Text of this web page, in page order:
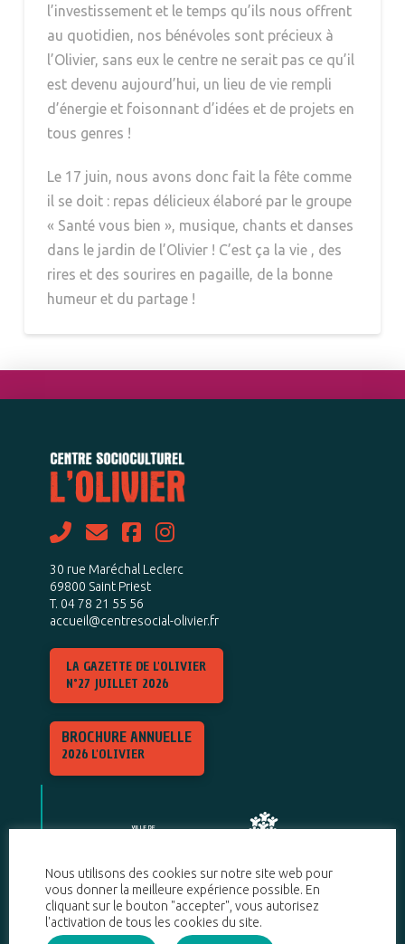
l’investissement et le temps qu’ils nous offrent
au quotidien, nos bénévoles sont précieux à
l’Olivier, sans eux le centre ne serait pas ce qu’il
est devenu aujourd’hui, un lieu de vie rempli
d’énergie et foisonnant d’idées et de projets en
tous genres !
Le 17 juin, nous avons donc fait la fête comme
il se doit : repas délicieux élaboré par le groupe
« Santé vous bien », musique, chants et danses
dans le jardin de l’Olivier ! C’est ça la vie , des
rires et des sourires en pagaille, de la bonne
humeur et du partage !
30 rue Maréchal Leclerc
69800 Saint Priest
T. 04 78 21 55 56
accueil@centresocial-olivier.fr
LA GAZETTE DE L'OLIVIER
N°27 JUILLET 2026
BROCHURE ANNUELLE
2026 L'OLIVIER
Nous utilisons des cookies sur notre site web pour
vous donner la meilleure expérience possible. En
cliquant sur le bouton "accepter", vous autorisez
l'activation de tous les cookies du site.